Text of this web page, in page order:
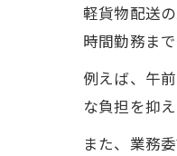
軽貨物配送
時間勤務ま
例えば、午
な負担を抑
また、業務